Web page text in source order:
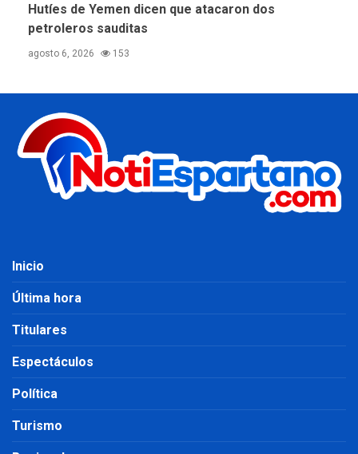
Hutíes de Yemen dicen que atacaron dos
petroleros sauditas
agosto 6, 2026 153
Inicio
Última hora
Titulares
Espectáculos
Política
Turismo